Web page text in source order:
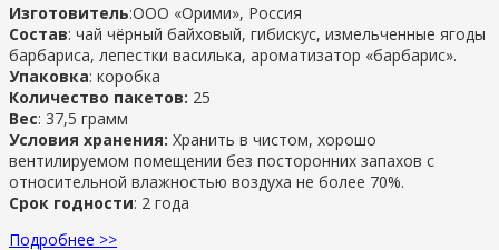
Изготовитель:ООО «Орими», Россия
Состав: чай чёрный байховый, гибискус, измельченные ягоды
барбариса, лепестки василька, ароматизатор «барбарис».
Упаковка: коробка
Количество пакетов: 25
Вес: 37,5 грамм
Условия хранения: Хранить в чистом, хорошо
вентилируемом помещении без посторонних запахов с
относительной влажностью воздуха не более 70%.
Срок годности: 2 года
Подробнее >>